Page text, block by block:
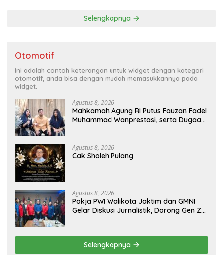
Selengkapnya
Otomotif
Ini adalah contoh keterangan untuk widget dengan kategori
otomotif, anda bisa dengan mudah memasukkannya pada
widget.
Agustus 8, 2026
Mahkamah Agung RI Putus Fauzan Fadel
Muhammad Wanprestasi, serta Dugaan
Agustus 8, 2026
Cak Sholeh Pulang
Agustus 8, 2026
Pokja PWI Walikota Jaktim dan GMNI
Gelar Diskusi Jurnalistik, Dorong Gen Z
Selengkapnya